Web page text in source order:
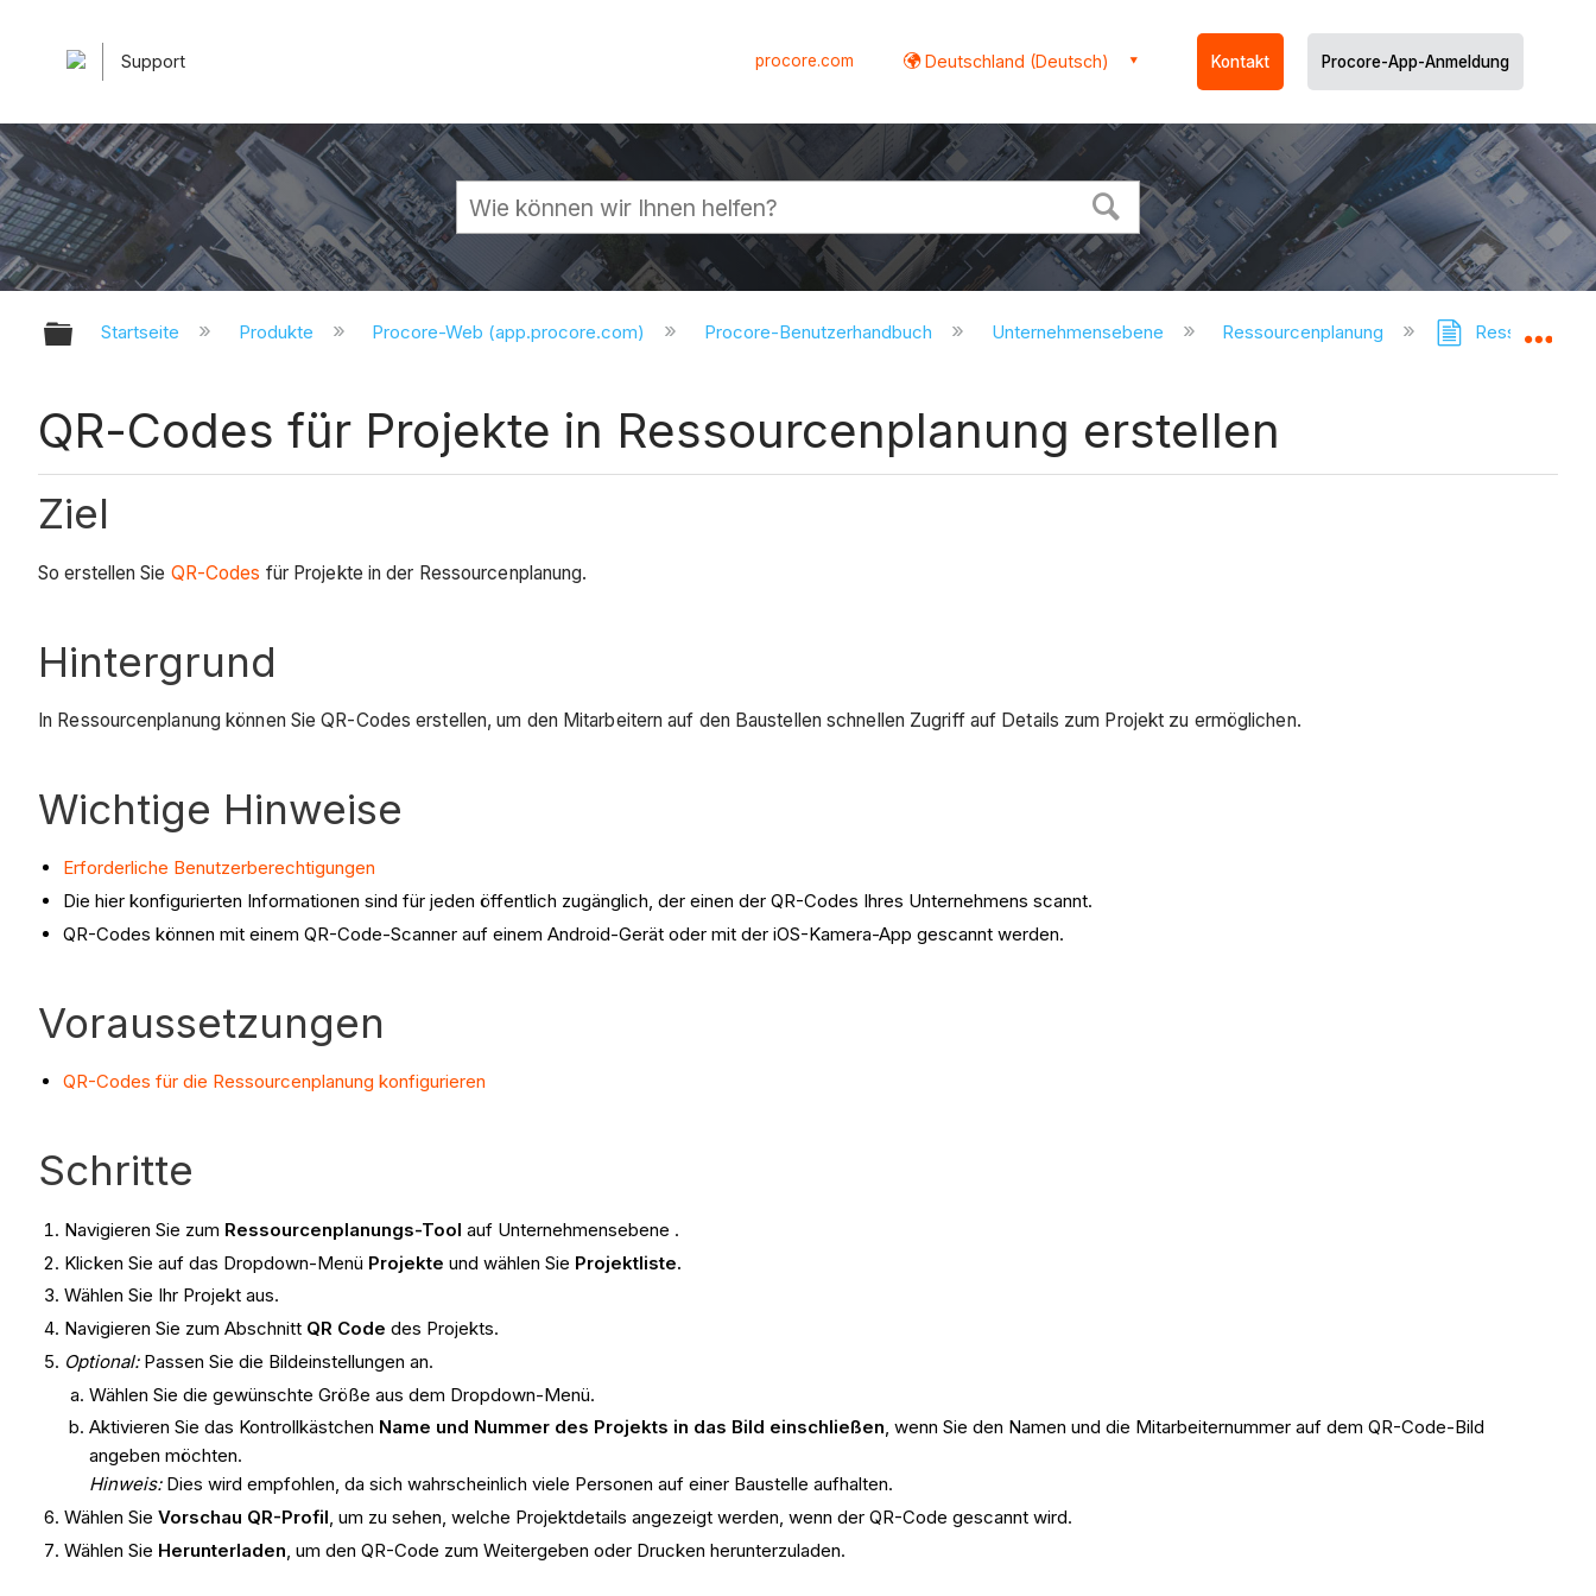
Support procore.com Deutschland (Deutsch) Kontakt Procore-App-Anmeldung
Globale Hierarchie auf- und zuklappen
Startseite Produkte Procore-Web (app.procore.com) Procore-Benutzerhandbuch Unternehmensebene Ressourcenplanung
QR-Codes für Projekte in Ressourcenplanung erstellen
Ziel
So erstellen Sie QR-Codes für Projekte in der Ressourcenplanung.
Hintergrund
In Ressourcenplanung können Sie QR-Codes erstellen, um den Mitarbeitern auf den Baustellen schnellen Zugriff auf Details zum Projekt zu ermöglichen.
Wichtige Hinweise
Erforderliche Benutzerberechtigungen
Die hier konfigurierten Informationen sind für jeden öffentlich zugänglich, der einen der QR-Codes Ihres Unternehmens scannt.
QR-Codes können mit einem QR-Code-Scanner auf einem Android-Gerät oder mit der iOS-Kamera-App gescannt werden.
Voraussetzungen
QR-Codes für die Ressourcenplanung konfigurieren
Schritte
Navigieren Sie zum Ressourcenplanungs-Tool auf Unternehmensebene .
Klicken Sie auf das Dropdown-Menü Projekte und wählen Sie Projektliste.
Wählen Sie Ihr Projekt aus.
Navigieren Sie zum Abschnitt QR Code des Projekts.
Optional: Passen Sie die Bildeinstellungen an.
Wählen Sie die gewünschte Größe aus dem Dropdown-Menü.
Aktivieren Sie das Kontrollkästchen Name und Nummer des Projekts in das Bild einschließen, wenn Sie den Namen und die Mitarbeiternummer auf dem QR-Code-Bild
angeben möchten.
Hinweis:Dies wird empfohlen, da sich wahrscheinlich viele Personen auf einer Baustelle aufhalten.
Wählen SieVorschau QR-Profil, um zu sehen, welche Projektdetails angezeigt werden, wenn der QR-Code gescannt wird.
Wählen Sie Herunterladen, um den QR-Code zum Weitergeben oder Drucken herunterzuladen.